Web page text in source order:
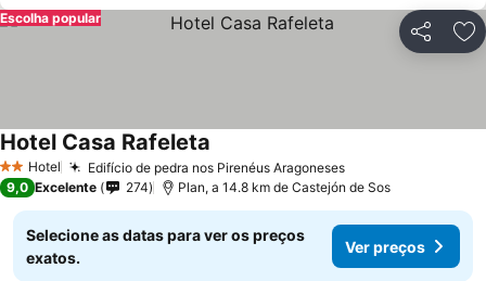
Partilhar
Escolha popular
2 Estrelas
Hotel Edifício de pedra nos Pirenéus AragonesesVer preços
Hotel Casa Rafeleta
9,0 Excelente 274 Plan, a 14.8 km de Castejón de Sos
Selecione as datas para ver os preços
exatos.
Ver preços